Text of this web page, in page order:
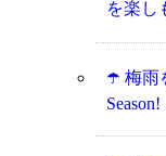
を楽し
☂️ 梅雨
Season!